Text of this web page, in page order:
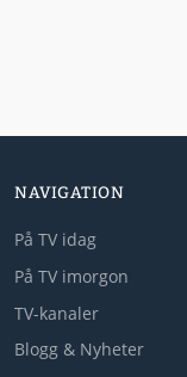
NAVIGATION
På TV idag
På TV imorgon
TV-kanaler
Blogg & Nyheter